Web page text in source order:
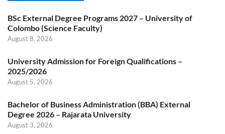
BSc External Degree Programs 2027 – University of
Colombo (Science Faculty)
August 8, 2026
University Admission for Foreign Qualifications –
2025/2026
August 5, 2026
Bachelor of Business Administration (BBA) External
Degree 2026 – Rajarata University
August 3, 2026